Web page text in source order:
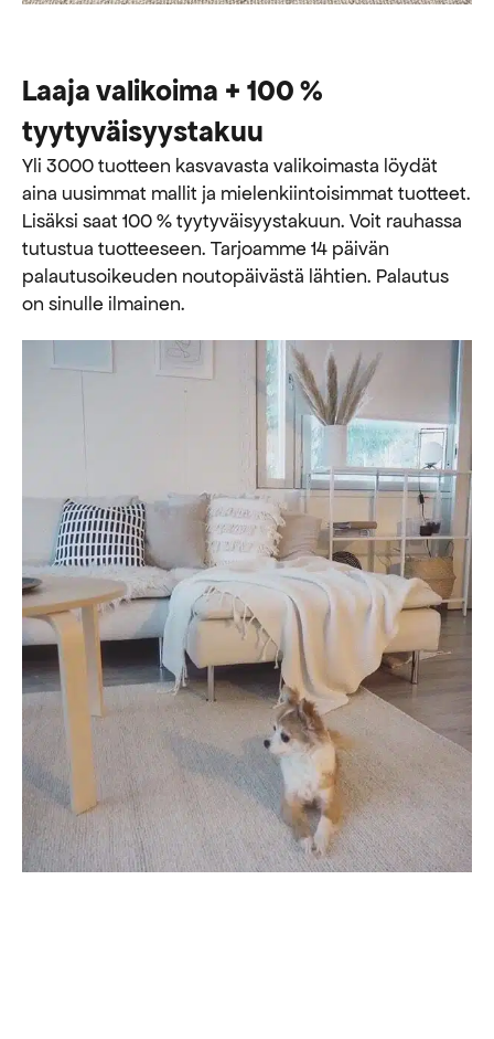
Laaja valikoima + 100 %
tyytyväisyystakuu
Yli 3000 tuotteen kasvavasta valikoimasta löydät
aina uusimmat mallit ja mielenkiintoisimmat tuotteet.
Lisäksi saat 100 % tyytyväisyystakuun. Voit rauhassa
tutustua tuotteeseen. Tarjoamme 14 päivän
palautusoikeuden noutopäivästä lähtien. Palautus
on sinulle ilmainen.